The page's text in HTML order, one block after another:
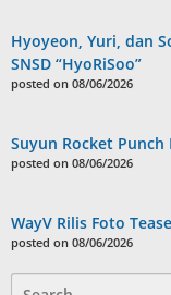
Hyoyeon, Yuri, dan
SNSD “HyoRiSoo”
posted on 08/06/2026
Suyun Rocket
posted on 08/06/2026
WayV Rilis Foto
posted on 08/06/2026